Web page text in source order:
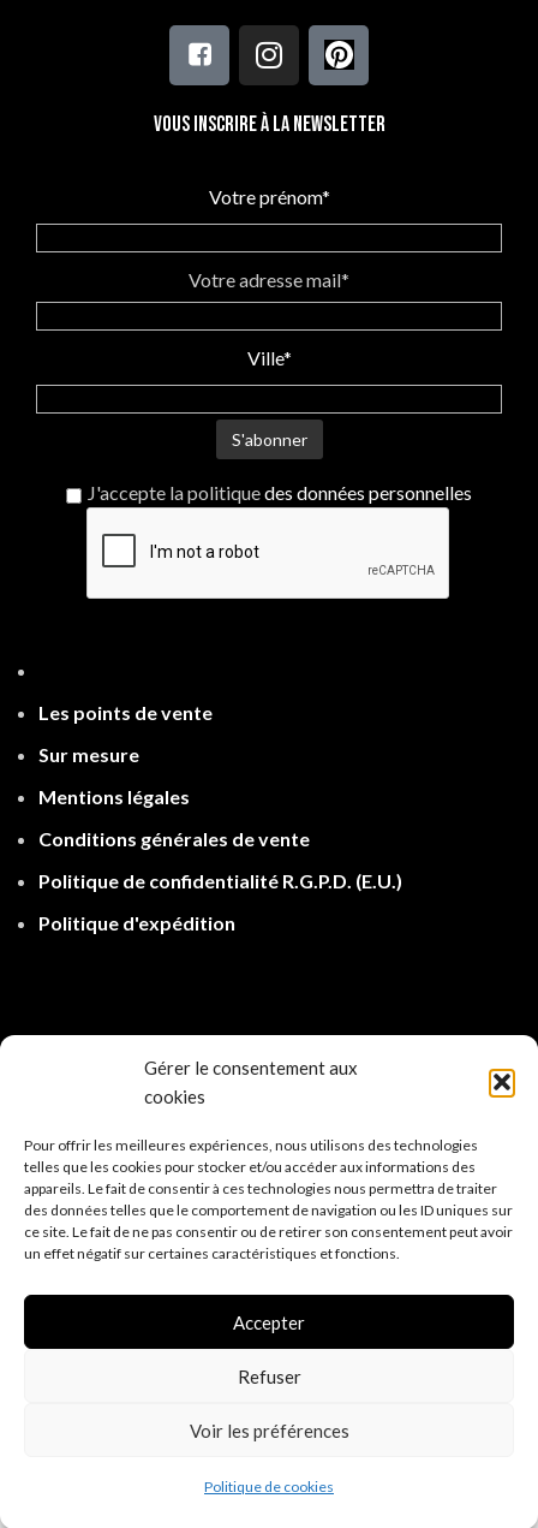
Gérer le consentement aux
cookies
Pour offrir les meilleures expériences, nous utilisons des technologies
telles que les cookies pour stocker et/ou accéder aux informations des
appareils. Le fait de consentir à ces technologies nous permettra de traiter
des données telles que le comportement de navigation ou les ID uniques sur
ce site. Le fait de ne pas consentir ou de retirer son consentement peut avoir
un effet négatif sur certaines caractéristiques et fonctions.
Accepter
Refuser
Voir les préférences
Politique de cookies
Vous inscrire à la newsletter
Votre prénom*
Votre adresse mail*
Ville*
J'accepte la politiquedes données personnelles
Les points de vente
Sur mesure
Mentions légales
Conditions générales de vente
Politique de confidentialité R.G.P.D. (E.U.)
Politique d'expédition
2022 MAELA CREATIONS